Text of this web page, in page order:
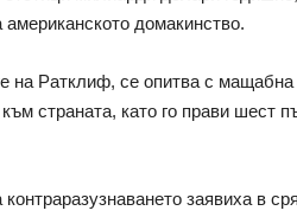
домакинство.
на Ратклиф, се опитва с
страната, като го прави шест
заявиха в